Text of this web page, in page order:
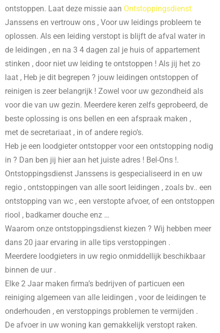
ontstoppen. Laat deze missie aan Ontstoppingsdienst
Janssens en vertrouw ons , Voor uw leidings probleem te
oplossen. Als een leiding verstopt is blijft de afval water in
de leidingen , en na 3 4 dagen zal je huis of appartement
stinken , door niet uw leiding te ontstoppen ! Als jij het zo
laat , Heb je dit begrepen ? jouw leidingen ontstoppen of
reinigen is zeer belangrijk ! Zowel voor uw gezondheid als
voor die van uw gezin. Meerdere keren zelfs geprobeerd, de
beste oplossing is ons bellen en een afspraak maken ,
met de secretariaat , in of andere regio’s.
Heb je een loodgieter ontstopper voor een ontstopping nodig
in ? Dan ben jij hier aan het juiste adres ! Bel-Ons !.
Ontstoppingsdienst Janssens is gespecialiseerd in en uw
regio , ontstoppingen van alle soort leidingen , zoals bv.. een
ontstopping van wc , een verstopte afvoer, of een ontstoppen
riool , badkamer douche enz …
Waarom onze ontstoppingsdienst kiezen ? Wij hebben meer
dans 20 jaar ervaring in alle tips verstoppingen .
Meerdere loodgieters in uw regio onmiddellijk beschikbaar
binnen de uur .
Elke 2 Jaar maken firma’s bedrijven of particuen een
reiniging algemeen van alle leidingen , voor de leidingen te
onderhouden , en verstoppings problemen te vermijden .
De afvoer in uw woning kan gemakkelijk verstopt raken.